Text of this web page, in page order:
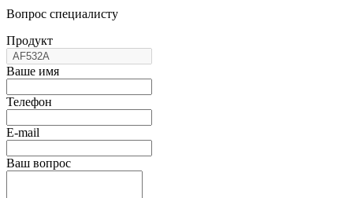
Вопрос специалисту
Продукт
Ваше имя
Телефон
E-mail
Ваш вопрос